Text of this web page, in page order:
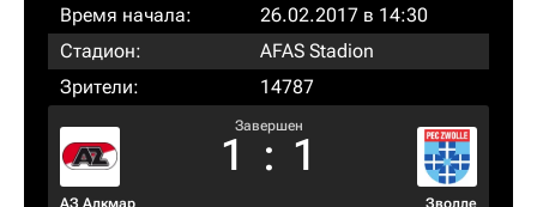
Время начала:
26.02.2017 в 14:30
Стадион:
AFAS Stadion
Зрители:
14787
АЗ Алкмар
Завершен
1 : 1
Зволле